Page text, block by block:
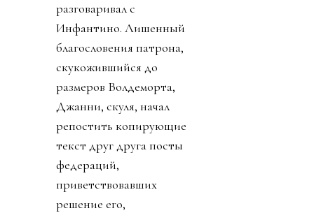
разговаривал с
Инфантино. Лишенный
благословения патрона,
скукожившийся до
размеров Волдеморта,
Джанни, скуля, начал
репостить копирующие
текст друг друга посты
федераций,
приветствовавших
решение его,